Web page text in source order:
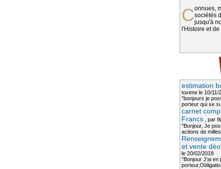
Connues, méconnues, ou inconnues, lessociétés
jusqu'à
l'Histoire et
estimation
toximele 10/11/
"bonjours je
porteur qui se
carnet
Francs, par
"Bonjour, Je
actions de
et vente
le 20/02/2018
"Bonjour J'ai en